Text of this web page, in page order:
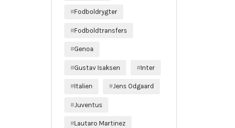
Fodboldrygter
Fodboldtransfers
Genoa
Gustav Isaksen Inter
Italien Jens Odgaard
Juventus
Lautaro Martinez